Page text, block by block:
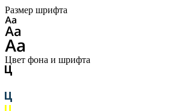
Размер шрифта
Цвет фона и шрифта